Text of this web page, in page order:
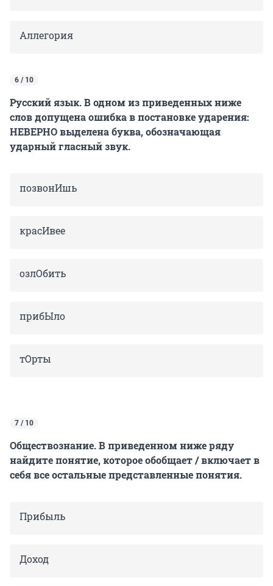
Аллегория
6 / 10
Русский язык. В одном из приведенных ниже
слов допущена ошибка в постановке ударения:
НЕВЕРНО выделена буква, обозначающая
ударный гласный звук.
позвонИшь
красИвее
озлОбить
прибЫло
тОрты
7 / 10
Обществознание. В приведенном ниже ряду
найдите понятие, которое обобщает / включает в
себя все остальные представленные понятия.
Прибыль
Доход